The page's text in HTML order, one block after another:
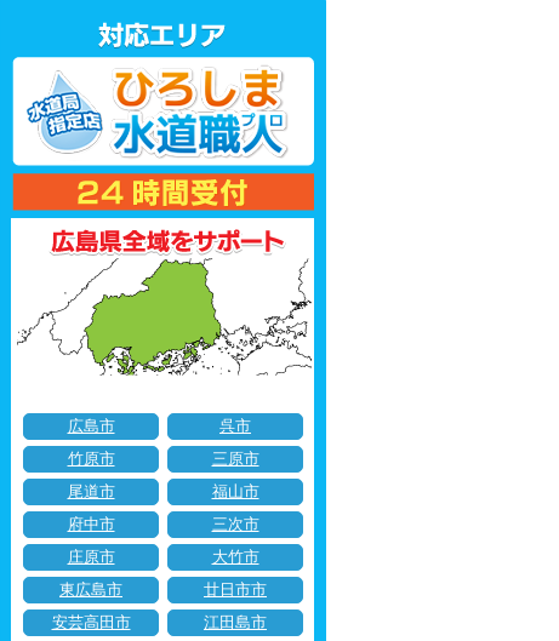
広島市
呉市
竹原市
三原市
尾道市
福山市
府中市
三次市
庄原市
大竹市
東広島市
廿日市市
安芸高田市
江田島市